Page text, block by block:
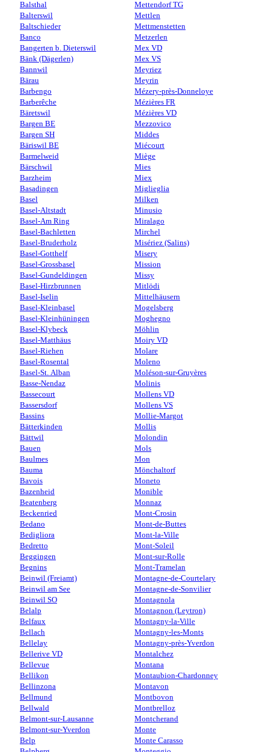
Balsthal
Balterswil
Baltschieder
Banco
Bangerten b. Dieterswil
Bänk (Dägerlen)
Bannwil
Bärau
Barbengo
Barberêche
Bäretswil
Bargen BE
Bargen SH
Bäriswil BE
Barmelweid
Bärschwil
Barzheim
Basadingen
Basel
Basel-Altstadt
Basel-Am Ring
Basel-Bachletten
Basel-Bruderholz
Basel-Gotthelf
Basel-Grossbasel
Basel-Gundeldingen
Basel-Hirzbrunnen
Basel-Iselin
Basel-Kleinbasel
Basel-Kleinhüningen
Basel-Klybeck
Basel-Matthäus
Basel-Riehen
Basel-Rosental
Basel-St. Alban
Basse-Nendaz
Bassecourt
Bassersdorf
Bassins
Bätterkinden
Bättwil
Bauen
Baulmes
Bauma
Bavois
Bazenheid
Beatenberg
Beckenried
Bedano
Bedigliora
Bedretto
Beggingen
Begnins
Beinwil (Freiamt)
Beinwil am See
Beinwil SO
Belalp
Belfaux
Bellach
Bellelay
Bellerive VD
Bellevue
Bellikon
Bellinzona
Bellmund
Bellwald
Belmont-sur-Lausanne
Belmont-sur-Yverdon
Belp
Mettendorf TG
Mettlen
Mettmenstetten
Metzerlen
Mex VD
Mex VS
Meyriez
Meyrin
Mézery-près-Donneloye
Mézières FR
Mézières VD
Mezzovico
Middes
Miécourt
Miège
Mies
Miex
Miglieglia
Milken
Minusio
Miralago
Mirchel
Misériez (Salins)
Misery
Mission
Missy
Mitlödi
Mittelhäusern
Mogelsberg
Moghegno
Möhlin
Moiry VD
Molare
Moleno
Moléson-sur-Gruyères
Molinis
Mollens VD
Mollens VS
Mollie-Margot
Mollis
Molondin
Mols
Mon
Mönchaltorf
Moneto
Monible
Monnaz
Mont-Crosin
Mont-de-Buttes
Mont-la-Ville
Mont-Soleil
Mont-sur-Rolle
Mont-Tramelan
Montagne-de-Courtelary
Montagne-de-Sonvilier
Montagnola
Montagnon (Leytron)
Montagny-la-Ville
Montagny-les-Monts
Montagny-près-Yverdon
Montalchez
Montana
Montaubion-Chardonney
Montavon
Montbovon
Montbrelloz
Montcherand
Monte
Monte Carasso